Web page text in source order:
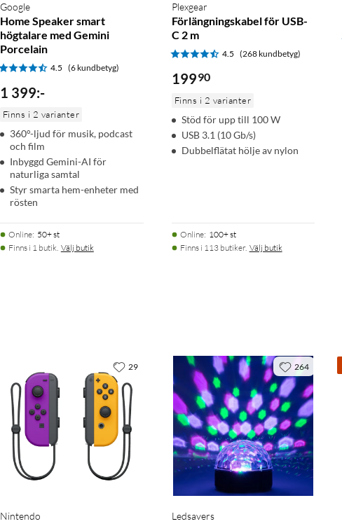
Google
Home Speaker smart
högtalare med Gemini
Porcelain
4.5 (6 kundbetyg)
1 399:-
Finns i 2 varianter
360°-ljud för musik, podcast
och film
Inbyggd Gemini-AI för
naturliga samtal
Styr smarta hem-enheter med
rösten
Online: 50+ st
Finns i 1 butik. Välj butik
Plexgear
Förlängningskabel för USB-
C 2 m
4.5 (268 kundbetyg)
19990
Finns i 2 varianter
Stöd för upp till 100 W
USB 3.1 (10 Gb/s)
Dubbelflätat hölje av nylon
Online: 100+ st
Finns i 113 butiker. Välj butik
Nintendo
29
Ledsavers
264